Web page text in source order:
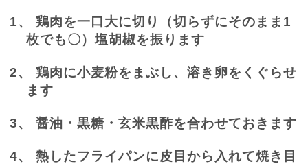
1、 鶏肉を一口大に切り（切らずにそのまま 1
枚でも〇）塩胡椒を振ります
2、
鶏肉に小麦粉をまぶし、溶き卵をくぐらせ
ます
3、 醤油・黒糖・玄米黒酢を合わせておきます
4、
熱したフライパンに皮目から入れて焼き目